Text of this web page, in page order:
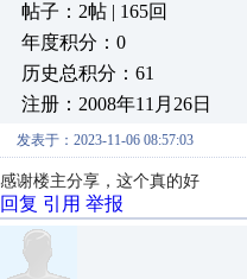
帖子：2帖 | 165回
年度积分：0
历史总积分：61
注册：2008年11月26日
发表于：2023-11-06 08:57:03
感谢楼主分享，这个真的好
回复 引用 举报